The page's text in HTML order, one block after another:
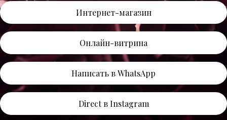
Интернет-магазин
Онлайн-витрина
Написать в WhatsАpp
Direct в Instagram